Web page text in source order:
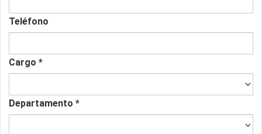
Teléfono
Cargo *
Departamento *